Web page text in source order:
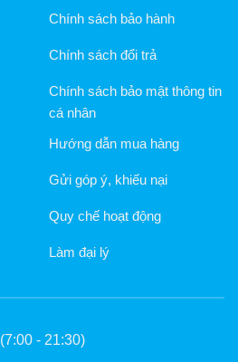
Chính sách bảo hành
Chính sách đổi trả
Chính sách bảo mật thông tin
cá nhân
Hướng dẫn mua hàng
Gửi góp ý, khiếu nại
Quy chế hoạt động
Làm đại lý
(7:00 - 21:30)